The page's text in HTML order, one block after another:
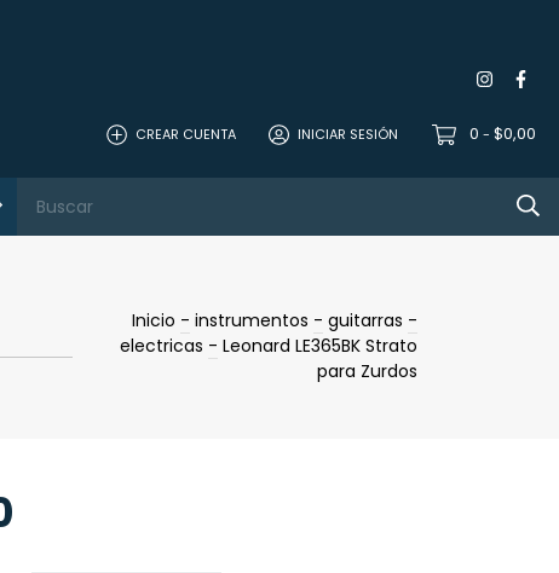
CREAR CUENTA INICIAR SESIÓN 0 - $0,00
Studio
Inicio - instrumentos - guitarras -
electricas - Leonard LE365BK Strato
para Zurdos